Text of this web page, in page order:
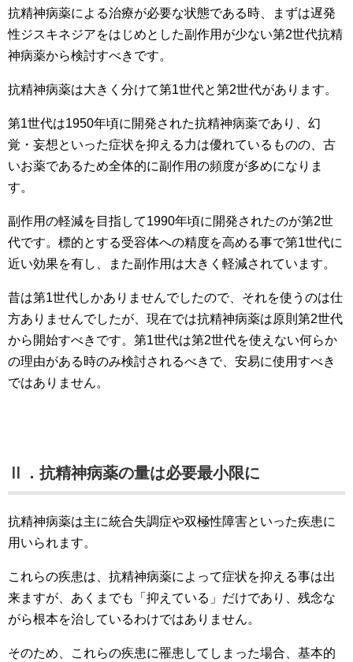
抗精神病薬による治療が必要な状態である時、まずは遅発
性ジスキネジアをはじめとした副作用が少ない第2世代抗精
神病薬から検討すべきです。
抗精神病薬は大きく分けて第1世代と第2世代があります。
第1世代は1950年頃に開発された抗精神病薬であり、幻
覚・妄想といった症状を抑える力は優れているものの、古
いお薬であるため全体的に副作用の頻度が多めになりま
す。
副作用の軽減を目指して1990年頃に開発されたのが第2世
代です。標的とする受容体への精度を高める事で第1世代に
近い効果を有し、また副作用は大きく軽減されています。
昔は第1世代しかありませんでしたので、それを使うのは仕
方ありませんでしたが、現在では抗精神病薬は原則第2世代
から開始すべきです。第1世代は第2世代を使えない何らか
の理由がある時のみ検討されるべきで、安易に使用すべき
ではありません。
Ⅱ．抗精神病薬の量は必要最小限に
抗精神病薬は主に統合失調症や双極性障害といった疾患に
用いられます。
これらの疾患は、抗精神病薬によって症状を抑える事は出
来ますが、あくまでも「抑えている」だけであり、残念な
がら根本を治しているわけではありません。
そのため、これらの疾患に罹患してしまった場合、基本的